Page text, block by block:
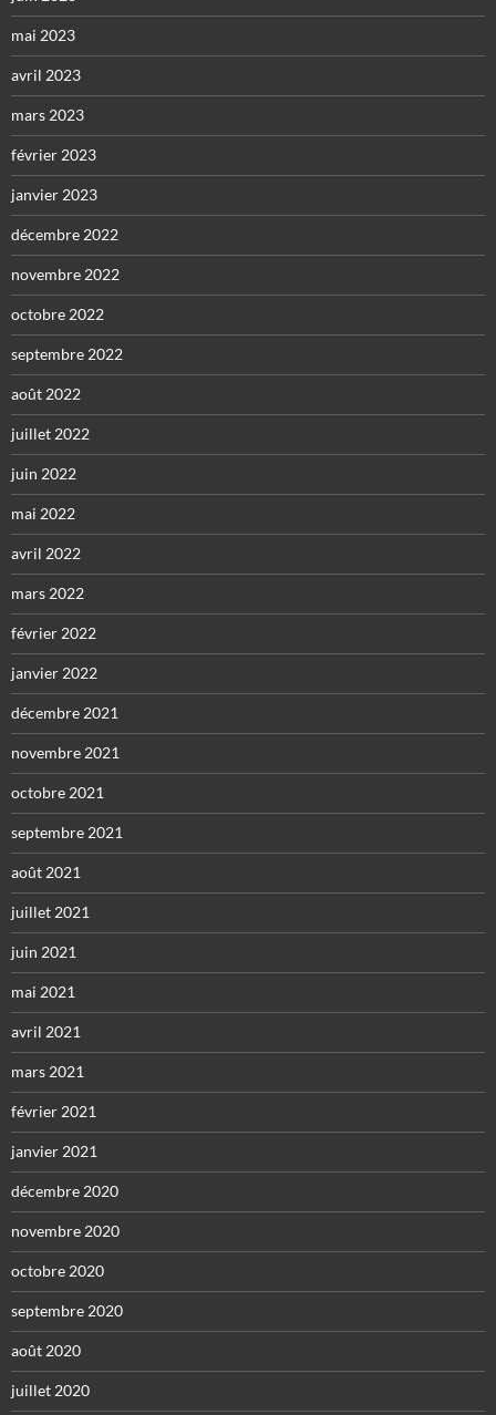
mai 2023
avril 2023
mars 2023
février 2023
janvier 2023
décembre 2022
novembre 2022
octobre 2022
septembre 2022
août 2022
juillet 2022
juin 2022
mai 2022
avril 2022
mars 2022
février 2022
janvier 2022
décembre 2021
novembre 2021
octobre 2021
septembre 2021
août 2021
juillet 2021
juin 2021
mai 2021
avril 2021
mars 2021
février 2021
janvier 2021
décembre 2020
novembre 2020
octobre 2020
septembre 2020
août 2020
juillet 2020